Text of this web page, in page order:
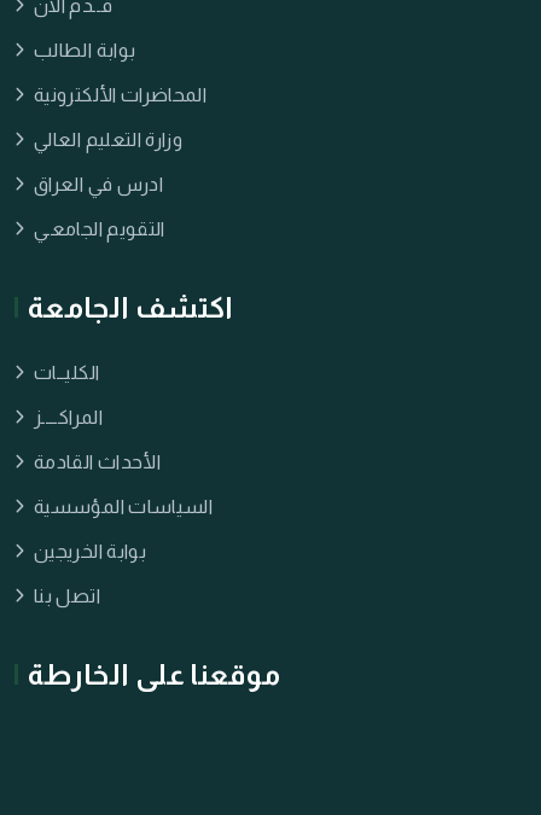
قــدم الان
بوابة الطالب
المحاضرات الألكترونية
وزارة التعليم العالي
ادرس في العراق
التقويم الجامعـي
اكتشف الجامعة
الكليــات
المراكــــز
الأحداث القادمة
السياسات المؤسسية
بوابة الخريجين
اتصل بنا
موقعنا على الخارطة